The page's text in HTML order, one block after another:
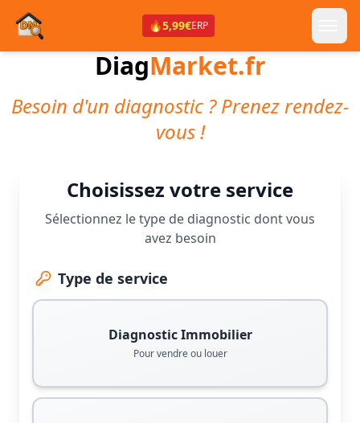
🔥5,99€ERP
DiagMarket.fr
Besoin d'un diagnostic ? Prenez rendez-
vous !
Choisissez votre service
Sélectionnez le type de diagnostic dont vous
avez besoin
Type de service
Diagnostic Immobilier
Pour vendre ou louer